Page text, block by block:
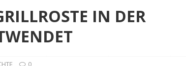
BEI KONTROLLEN IM STRASSENVERKEHR
IN EINFAMILIENHAUS
IN DER
0